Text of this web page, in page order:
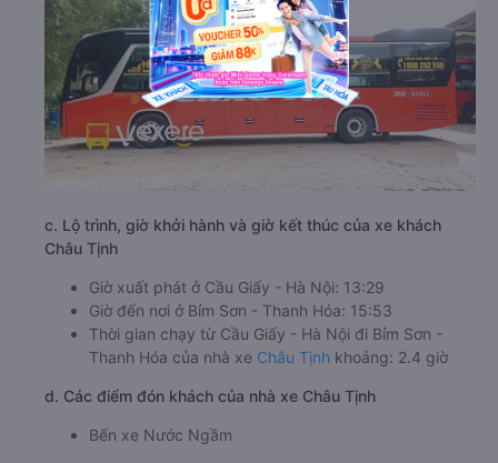
c. Lộ trình, giờ khởi hành và giờ kết thúc của xe khách
Châu Tịnh
Giờ xuất phát ở Cầu Giấy - Hà Nội: 13:29
Giờ đến nơi ở Bỉm Sơn - Thanh Hóa: 15:53
Thời gian chạy từ Cầu Giấy - Hà Nội đi Bỉm Sơn -
Thanh Hóa của nhà xe Châu Tịnh khoảng: 2.4 giờ
d. Các điểm đón khách của nhà xe Châu Tịnh
Bến xe Nước Ngầm